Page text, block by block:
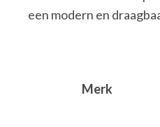
een modern en
Merk